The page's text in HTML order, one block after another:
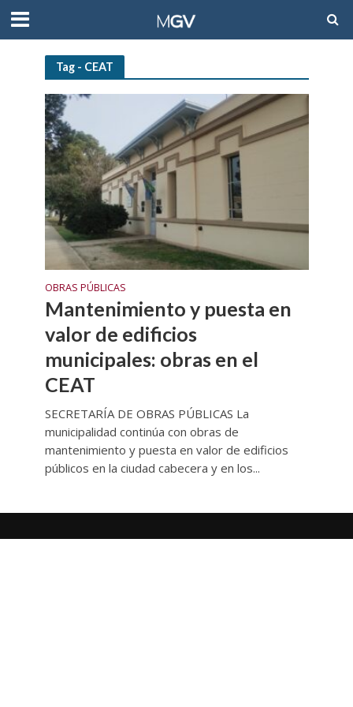
Tag - CEAT
OBRAS PÚBLICAS
Mantenimiento y puesta en
valor de edificios
municipales: obras en el
CEAT
SECRETARÍA DE OBRAS PÚBLICAS La
municipalidad continúa con obras de
mantenimiento y puesta en valor de edificios
públicos en la ciudad cabecera y en los...